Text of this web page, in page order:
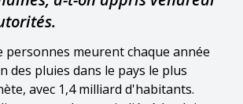
personnes meurent chaque année
des pluies dans le pays le plus
avec 1,4 milliard d'habitants.